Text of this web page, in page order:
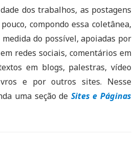
dos trabalhos, as postagens
compondo essa coletânea,
do possível, apoiadas por
redes sociais, comentários em
em blogs, palestras, vídeo
e por outros sites. Nesse
uma seção de Sites e Páginas